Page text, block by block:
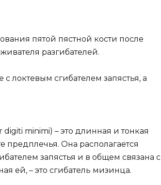
пятой пястной кости после
разгибателей.
локтевым сгибателем запястья, а
minimi) – это длинная и тонкая
Она располагается
запястья и в общем связана с
ей, – это сгибатель мизинца.